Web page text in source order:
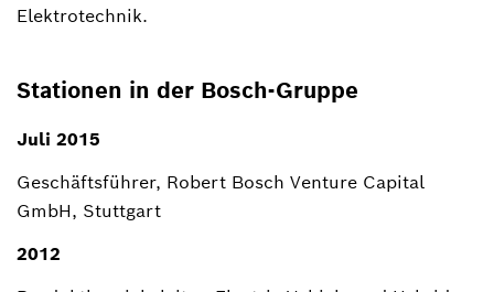
Elektrotechnik.
Stationen in der Bosch-Gruppe
Juli 2015
Geschäftsführer, Robert Bosch Venture Capital
GmbH, Stuttgart
2012